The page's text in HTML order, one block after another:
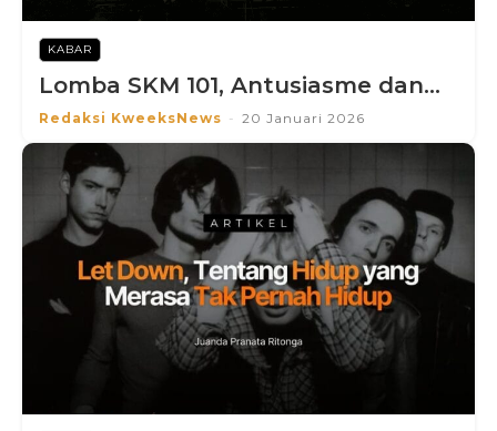
KABAR
Lomba SKM 101, Antusiasme dan...
Redaksi KweeksNews - 20 Januari 2026